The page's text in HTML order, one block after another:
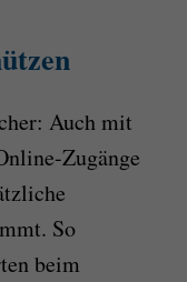
Auch mit
Zugänge
So
beim